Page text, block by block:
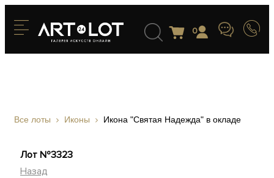
0
Все лоты Иконы Икона "Святая Надежда" в окладе
Лот №3323
Назад